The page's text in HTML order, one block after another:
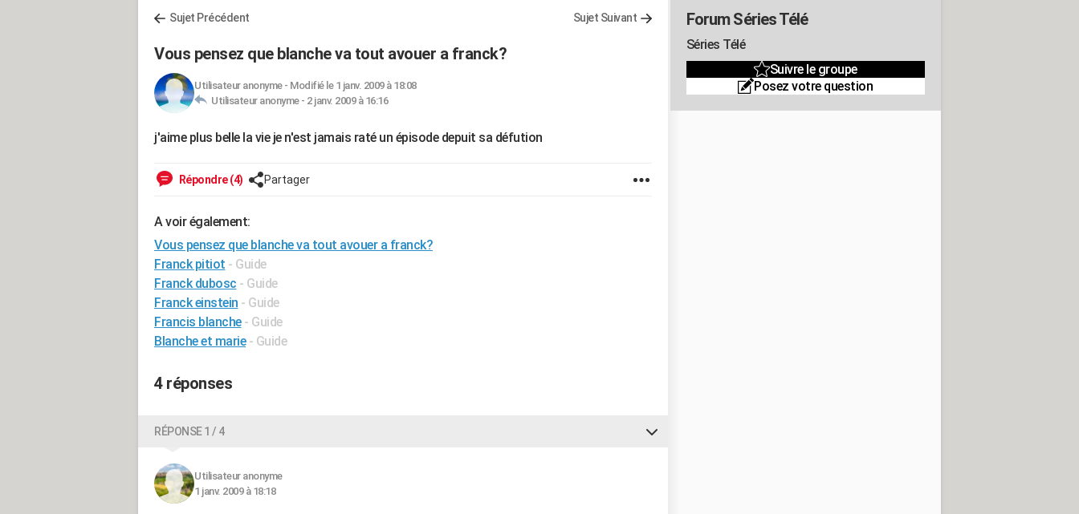
Sujet Précédent Sujet Suivant
Vous pensez que blanche va tout avouer a franck?
Utilisateur anonyme- Modifié le 1 janv. 2009 à 18:08
Utilisateur anonyme - 2 janv. 2009 à 16:16
j'aime plus belle la vie je n'est jamais raté un épisode depuit sa défution
Répondre (4) Partager
A voir également:
Vous pensez que blanche va tout avouer a franck?
Franck pitiot - Guide
Franck dubosc - Guide
Franck einstein - Guide
Francis blanche - Guide
Blanche et marie - Guide
4 réponses
RÉPONSE 1 / 4
Utilisateur anonyme
1 janv. 2009 à 18:18
Forum Séries Télé
Séries Télé
Suivre le groupe
Posez votre question